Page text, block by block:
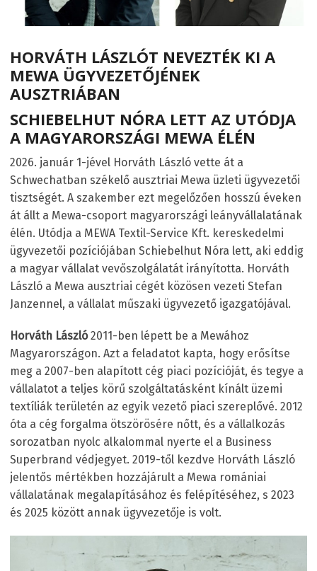
HORVÁTH LÁSZLÓT NEVEZTÉK KI A
MEWA ÜGYVEZETŐJÉNEK
AUSZTRIÁBAN
SCHIEBELHUT NÓRA LETT AZ UTÓDJA
A MAGYARORSZÁGI MEWA ÉLÉN
2026. január 1-jével Horváth László vette át a
Schwechatban székelő ausztriai Mewa üzleti ügyvezetői
tisztségét. A szakember ezt megelőzően hosszú éveken
át állt a Mewa-csoport magyarországi leányvállalatának
élén. Utódja a MEWA Textil-Service Kft. kereskedelmi
ügyvezetői pozíciójában Schiebelhut Nóra lett, aki eddig
a magyar vállalat vevőszolgálatát irányította. Horváth
László a Mewa ausztriai cégét közösen vezeti Stefan
Janzennel, a vállalat műszaki ügyvezető igazgatójával.
Horváth László2011-ben lépett be a Mewához
Magyarországon. Azt a feladatot kapta, hogy erősítse
meg a 2007-ben alapított cég piaci pozícióját, és tegye a
vállalatot a teljes körű szolgáltatásként kínált üzemi
textíliák területén az egyik vezető piaci szereplővé. 2012
óta a cég forgalma ötszörösére nőtt, és a vállalkozás
sorozatban nyolc alkalommal nyerte el a Business
Superbrand védjegyet. 2019-től kezdve Horváth László
jelentős mértékben hozzájárult a Mewa romániai
vállalatának megalapításához és felépítéséhez, s 2023
és 2025 között annak ügyvezetője is volt.